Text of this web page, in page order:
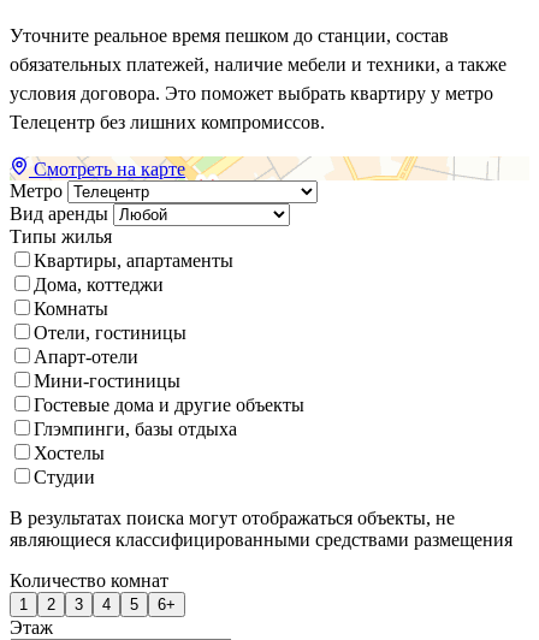
Уточните реальное время пешком до станции, состав
обязательных платежей, наличие мебели и техники, а также
условия договора. Это поможет выбрать квартиру у метро
Телецентр без лишних компромиссов.
Смотреть на карте
Метро
Вид аренды
Типы жилья
Квартиры, апартаменты
Дома, коттеджи
Комнаты
Отели, гостиницы
Апарт-отели
Мини-гостиницы
Гостевые дома и другие объекты
Глэмпинги, базы отдыха
Хостелы
Студии
В результатах поиска могут отображаться объекты, не
являющиеся классифицированными средствами размещения
Количество комнат
1 2 3 4 5 6+
Этаж